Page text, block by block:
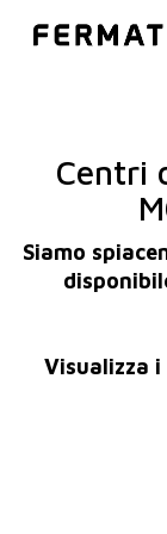
Centri
Siamo
Visualizza